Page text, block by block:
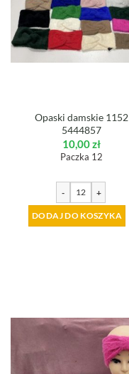
Opaski damskie 1152
5444857
10,00zł
Paczka 12
- +
DODAJ DO KOSZYKA